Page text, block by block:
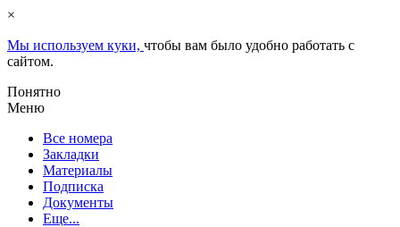
×
Мы используем куки, чтобы вам было удобно работать с
сайтом.
Понятно
Меню
Все номера
Закладки
Материалы
Подписка
Документы
Еще...